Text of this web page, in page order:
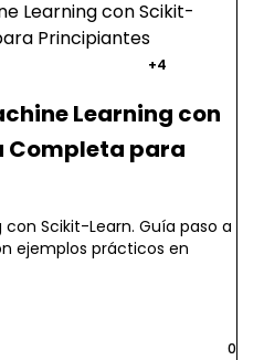
+4
Learning con
Completa para
Scikit-Learn. Guía paso a
ejemplos prácticos en
0